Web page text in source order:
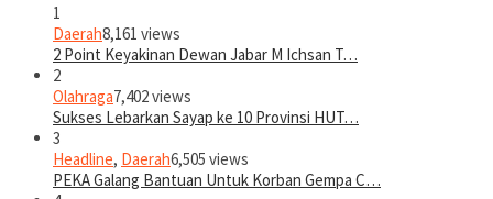
1
Daerah8,161 views
2 Point Keyakinan Dewan Jabar M Ichsan T…
2
Olahraga7,402 views
Sukses Lebarkan Sayap ke 10 Provinsi HUT…
3
Headline, Daerah6,505 views
PEKA Galang Bantuan Untuk Korban Gempa C…